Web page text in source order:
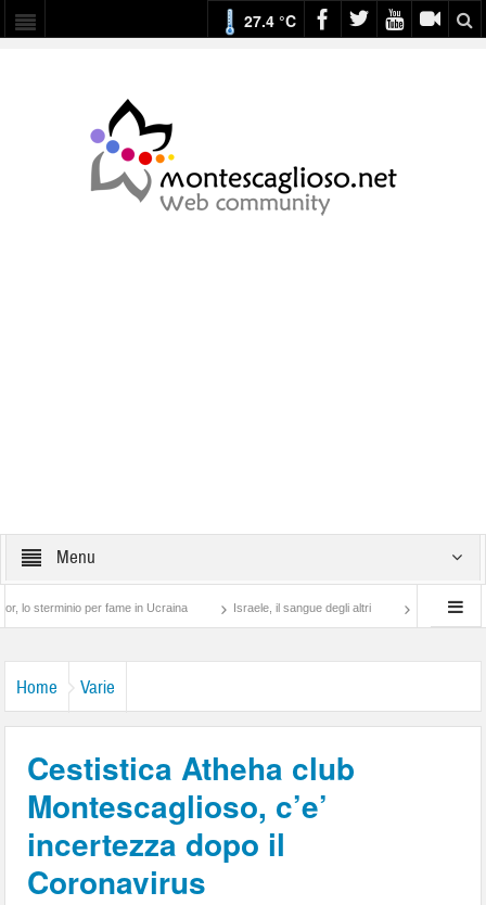
27.4 °C
Menu
per fame in Ucraina Israele, il sangue degli altri Lotta di classe… tra
Home Varie
Cestistica Atheha club
Montescaglioso, c’e’
incertezza dopo il
Coronavirus